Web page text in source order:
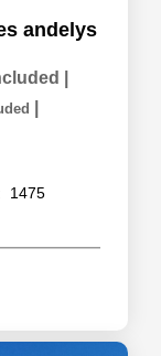
andelys
1475